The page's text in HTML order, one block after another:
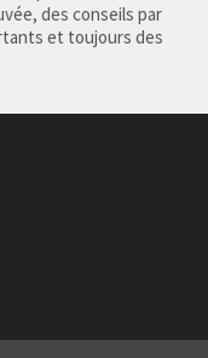
des conseils par
et toujours des